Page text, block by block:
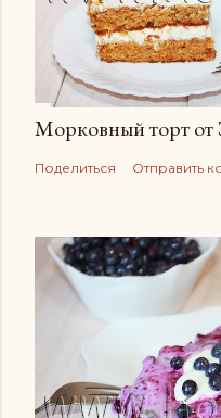
Морковный торт
Поделиться Отправить